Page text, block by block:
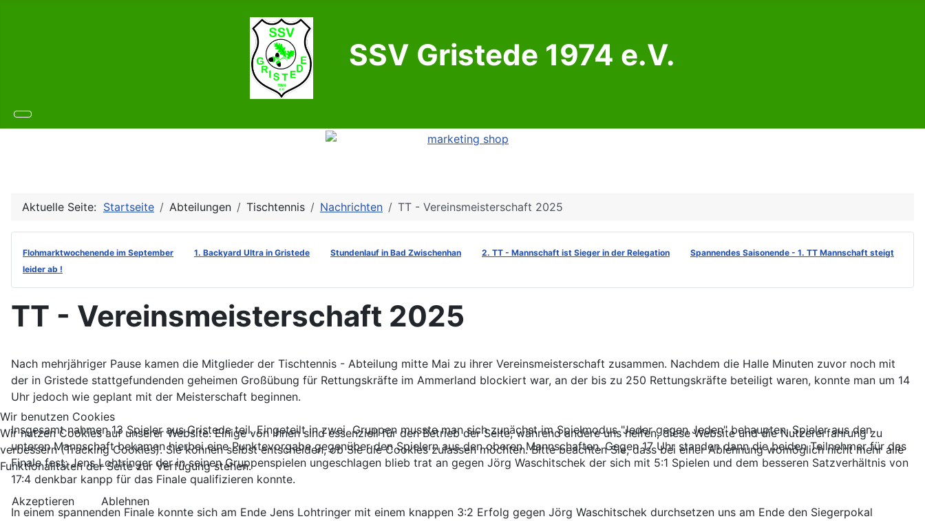
SSV Gristede 1974 e.V.
Aktuelle Seite: Startseite Abteilungen Tischtennis Nachrichten TT - Vereinsmeisterschaft 2025
Flohmarktwochenende im September 1. Backyard Ultra in Gristede Stundenlauf in Bad Zwischenhan 2. TT - Mannschaft ist Sieger in der Relegation
Spannendes Saisonende - 1. TT Mannschaft steigt
leider ab !
TT - Vereinsmeisterschaft 2025
Nach mehrjähriger Pause kamen die Mitglieder der Tischtennis - Abteilung mitte Mai zu ihrer Vereinsmeisterschaft zusammen. Nachdem die Halle Minuten zuvor noch mit
der in Gristede stattgefundenden geheimen Großübung für Rettungskräfte im Ammerland blockiert war, an der bis zu 250 Rettungskräfte beteiligt waren, konnte man um 14
Uhr jedoch wie geplant mit der Meisterschaft beginnen.
Insgesamt nahmen 13 Spieler aus Gristede teil. Eingeteilt in zwei Gruppen musste man sich zunächst im Spielmodus "Jeder gegen Jeden" behaupten. Spieler aus den
unteren Mannschaft bekamen hierbei eine Punktevorgabe gegenüber den Spielern aus den oberen Mannschaften. Gegen 17 Uhr standen dann die beiden Teilnehmer für das
Finale fest; Jens Lohtringer der in seinen Gruppenspielen ungeschlagen blieb trat an gegen Jörg Waschitschek der sich mit 5:1 Spielen und dem besseren Satzverhältnis von
17:4 denkbar kanpp für das Finale qualifizieren konnte.
In einem spannenden Finale konnte sich am Ende Jens Lohtringer mit einem knappen 3:2 Erfolg gegen Jörg Waschitschek durchsetzen uns am Ende den Siegerpokal
Wir benutzen Cookies
Wir nutzen Cookies auf unserer Website. Einige von ihnen sind essenziell für den Betrieb der Seite, während andere uns helfen, diese Website und die Nutzererfahrung zu
verbessern (Tracking Cookies). Sie können selbst entscheiden, ob Sie die Cookies zulassen möchten. Bitte beachten Sie, dass bei einer Ablehnung womöglich nicht mehr alle
Funktionalitäten der Seite zur Verfügung stehen.
Akzeptieren Ablehnen